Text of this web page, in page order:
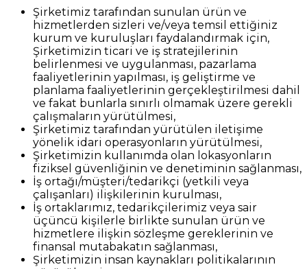
Şirketimiz tarafından sunulan ürün ve
hizmetlerden sizleri ve/veya temsil ettiğiniz
kurum ve kuruluşları faydalandırmak için,
Şirketimizin ticari ve iş stratejilerinin
belirlenmesi ve uygulanması, pazarlama
faaliyetlerinin yapılması, iş geliştirme ve
planlama faaliyetlerinin gerçekleştirilmesi dahil
ve fakat bunlarla sınırlı olmamak üzere gerekli
çalışmaların yürütülmesi,
Şirketimiz tarafından yürütülen iletişime
yönelik idari operasyonların yürütülmesi,
Şirketimizin kullanımda olan lokasyonların
fiziksel güvenliğinin ve denetiminin sağlanması,
İş ortağı/müşteri/tedarikçi (yetkili veya
çalışanları) ilişkilerinin kurulması,
İş ortaklarımız, tedarikçilerimiz veya sair
üçüncü kişilerle birlikte sunulan ürün ve
hizmetlere ilişkin sözleşme gereklerinin ve
finansal mutabakatın sağlanması,
Şirketimizin insan kaynakları politikalarının